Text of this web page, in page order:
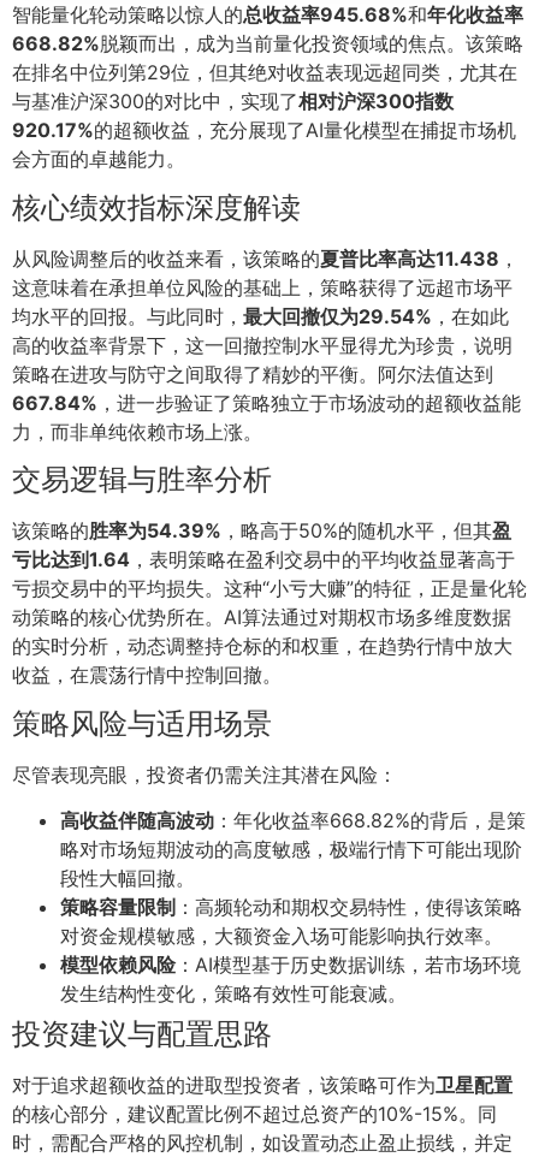
智能量化轮动策略以惊人的总收益率945.68%和年化收益率
668.82%脱颖而出，成为当前量化投资领域的焦点。该策略
在排名中位列第29位，但其绝对收益表现远超同类，尤其在
与基准沪深300的对比中，实现了相对沪深300指数
920.17%的超额收益，充分展现了AI量化模型在捕捉市场机
会方面的卓越能力。
核心绩效指标深度解读
从风险调整后的收益来看，该策略的夏普比率高达11.438 ，
这意味着在承担单位风险的基础上，策略获得了远超市场平
均水平的回报。与此同时， 最大回撤仅为29.54% ，在如此
高的收益率背景下，这一回撤控制水平显得尤为珍贵，说明
策略在进攻与防守之间取得了精妙的平衡。阿尔法值达到
667.84% ，进一步验证了策略独立于市场波动的超额收益能
力，而非单纯依赖市场上涨。
交易逻辑与胜率分析
该策略的胜率为54.39% ，略高于50%的随机水平，但其盈
亏比达到1.64 ，表明策略在盈利交易中的平均收益显著高于
亏损交易中的平均损失。这种“小亏大赚”的特征，正是量化轮
动策略的核心优势所在。AI算法通过对期权市场多维度数据
的实时分析，动态调整持仓标的和权重，在趋势行情中放大
收益，在震荡行情中控制回撤。
策略风险与适用场景
尽管表现亮眼，投资者仍需关注其潜在风险：
高收益伴随高波动 ：年化收益率668.82%的背后，是策
略对市场短期波动的高度敏感，极端行情下可能出现阶
段性大幅回撤。
策略容量限制 ：高频轮动和期权交易特性，使得该策略
对资金规模敏感，大额资金入场可能影响执行效率。
模型依赖风险：AI模型基于历史数据训练，若市场环境
发生结构性变化，策略有效性可能衰减。
投资建议与配置思路
对于追求超额收益的进取型投资者，该策略可作为卫星配置
的核心部分，建议配置比例不超过总资产的10%-15%。同
时，需配合严格的风控机制，如设置动态止盈止损线，并定